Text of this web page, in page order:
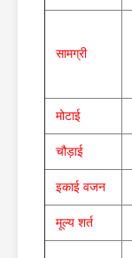
सामग्री
मोटाई
चौड़ाई
इकाई वजन
मूल्य शर्त